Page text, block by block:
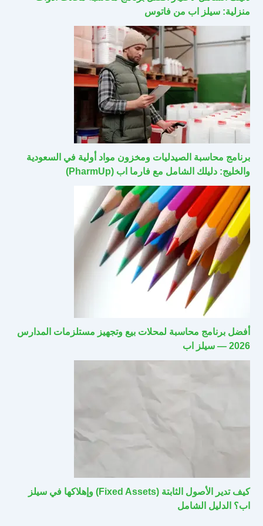
منزلية: سيلز اب من فاتوس
برنامج محاسبة الصيدليات ومخزون مواد أولية في السعودية
والخليج: دليلك الشامل مع فارما اب (PharmUp)
أفضل برنامج محاسبة لمحلات بيع وتجهيز مستلزمات المدارس
2026 — سيلز اب
كيف تدير الأصول الثابتة (Fixed Assets) وإهلاكها في سيلز
اب؟ الدليل الشامل